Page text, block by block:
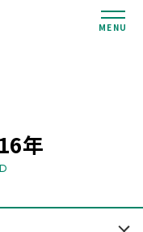
MENU
年